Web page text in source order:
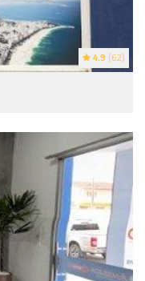
4.9 (62)